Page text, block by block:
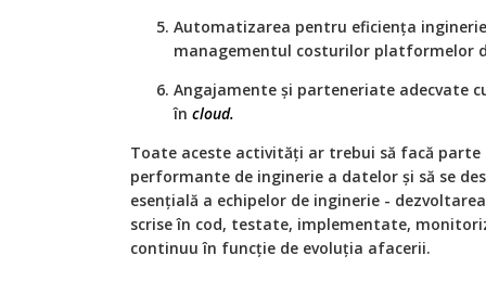
Automatizarea pentru eficiența
managementul costurilor platformelor
Angajamente și parteneriate adecvate
în cloud.
Toate aceste activități ar trebui să facă
performante de inginerie a datelor și să se
esențială a echipelor de inginerie -
scrise în cod, testate, implementate,
continuu în funcție de evoluția afacerii.